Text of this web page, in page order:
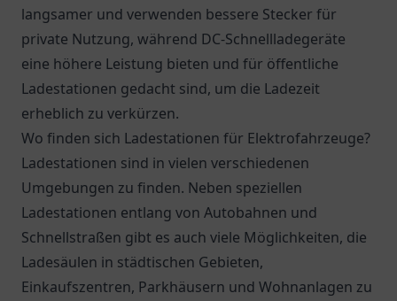
langsamer und verwenden bessere Stecker für
private Nutzung, während DC-Schnellladegeräte
eine höhere Leistung bieten und für öffentliche
Ladestationen gedacht sind, um die Ladezeit
erheblich zu verkürzen.
Wo finden sich Ladestationen für Elektrofahrzeuge?
Ladestationen sind in vielen verschiedenen
Umgebungen zu finden. Neben speziellen
Ladestationen entlang von Autobahnen und
Schnellstraßen gibt es auch viele Möglichkeiten, die
Ladesäulen in städtischen Gebieten,
Einkaufszentren, Parkhäusern und Wohnanlagen zu